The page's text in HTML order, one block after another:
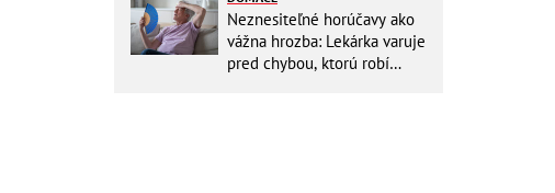
Neznesiteľné horúčavy ako
vážna hrozba: Lekárka varuje
pred chybou, ktorú robí